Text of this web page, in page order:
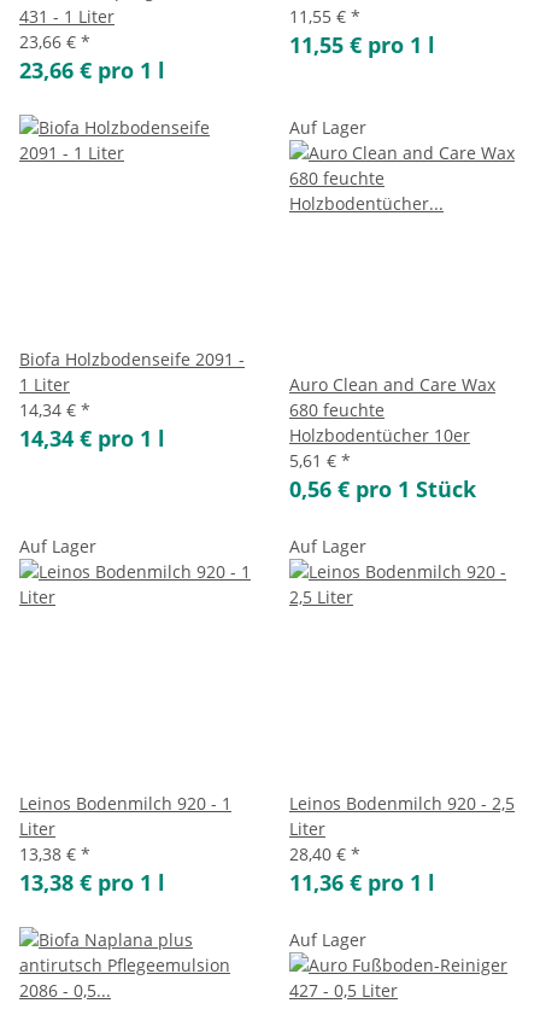
431 - 1 Liter
23,66 € *
23,66 € pro 1 l
11,55 € *
11,55 € pro 1 l
Biofa Holzbodenseife 2091 -
1 Liter
14,34 € *
14,34 € pro 1 l
Auf Lager
Auro Clean and Care Wax
680 feuchte
Holzbodentücher 10er
5,61 € *
0,56 € pro 1 Stück
Auf Lager
Leinos Bodenmilch 920 - 1
Liter
13,38 € *
13,38 € pro 1 l
Auf Lager
Leinos Bodenmilch 920 - 2,5
Liter
28,40 € *
11,36 € pro 1 l
Auf Lager